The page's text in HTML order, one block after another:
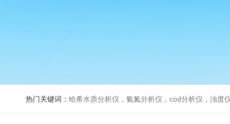
热门关键词： 哈希水质分析仪，氨氮分析仪，cod分析仪，浊度